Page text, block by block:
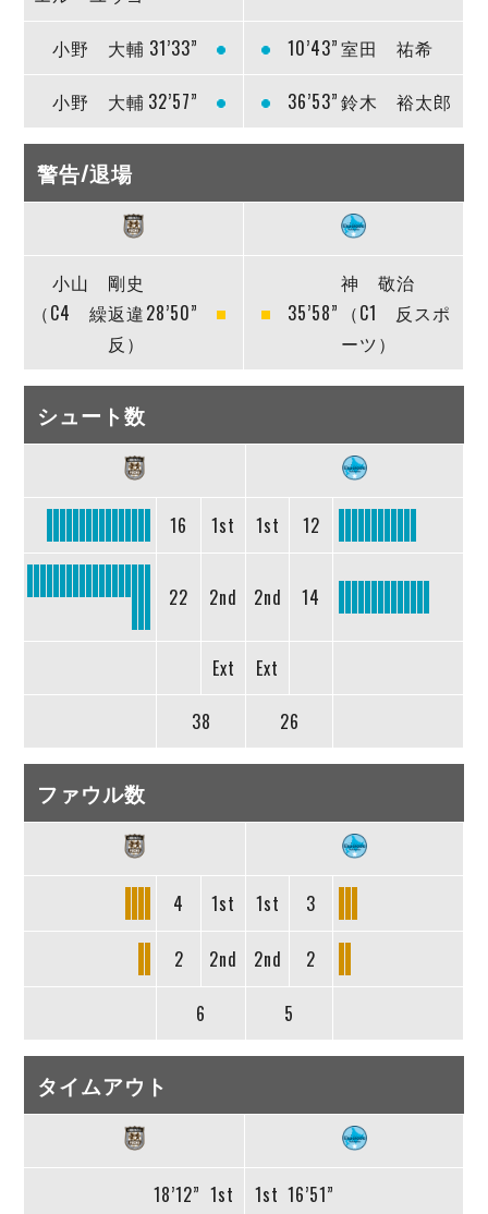
小野 大輔 31’33” 10’43”室田 祐希
小野 大輔 32’57” 36’53”鈴木 裕太郎
警告/退場
小山 剛史
（C4 繰返違
反）
28’50” 35’58”
神 敬治
（C1 反スポ
ーツ）
シュート数
16 1st 1st 12
22 2nd 2nd 14
Ext Ext
38 26
ファウル数
4 1st 1st 3
2 2nd 2nd 2
6 5
タイムアウト
18’12” 1st 1st 16’51”